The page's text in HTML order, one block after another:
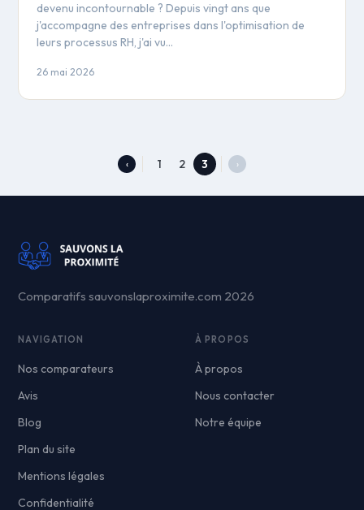
devenu incontournable ? Depuis vingt ans que
j'accompagne des entreprises dans l'optimisation de
leurs processus RH, j'ai vu…
26 mai 2026
‹ 1 2 3 ›
Comparatifs sauvonslaproximite.com 2026
NAVIGATION
Nos comparateurs
Avis
Blog
Plan du site
Mentions légales
Confidentialité
À PROPOS
À propos
Nous contacter
Notre équipe